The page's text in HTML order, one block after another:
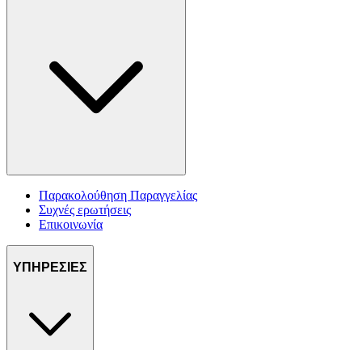
Παρακολούθηση Παραγγελίας
Συχνές ερωτήσεις
Επικοινωνία
ΥΠΗΡΕΣΙΕΣ